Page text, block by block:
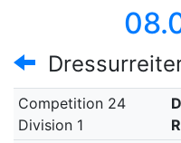
Competition 24
Division 1